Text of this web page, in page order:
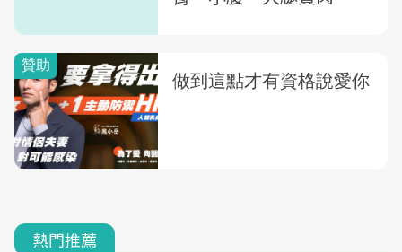
熱門推薦